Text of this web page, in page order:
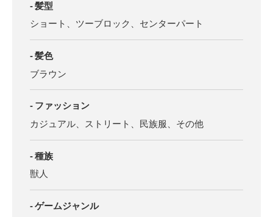
髪型
ショート、ツーブロック、センターパート
髪色
ブラウン
ファッション
カジュアル、ストリート、民族服、その他
種族
獣人
ゲームジャンル